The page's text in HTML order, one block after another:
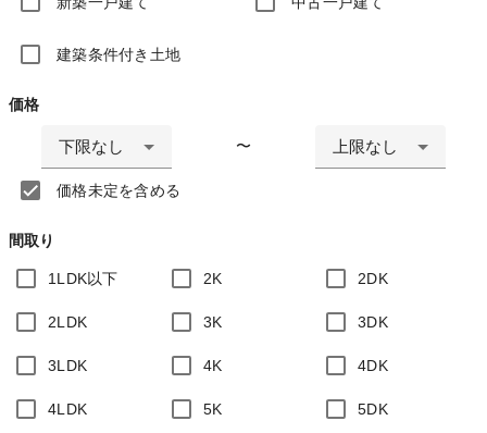
建築条件付き土地
価格
下限なし 〜 上限なし
価格未定を含める
間取り
1LDK以下 2K 2DK
2LDK 3K 3DK
3LDK 4K 4DK
4LDK 5K 5DK